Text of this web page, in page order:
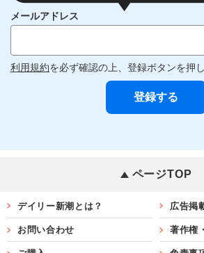
メールアドレス
利用規約を必ず確認の上、登録ボタンを押
ページTOP
デイリー新潮とは？ 広告掲
お問い合わせ 著作権